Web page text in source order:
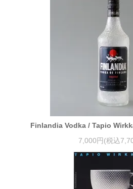
Finlandia Vodka / Tapio
7,000円(税込